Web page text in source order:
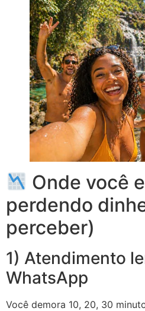
Onde você
perdendo
perceber)
1) Atendimento
WhatsApp
Você demora 10, 20, 30